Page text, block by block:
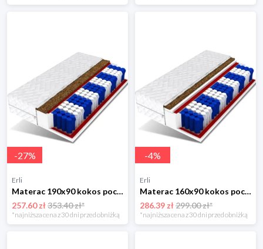
-27%
Erli
Materac 190x90 kokos pocket 7 stref 14 cm MILO
257.60 zł353.40 zł*
*najniższa cena z 30 dni przed obniżką
-4%
Erli
Materac 160x90 kokos pocket 7 stref 15cm MARS
286.39 zł299.00 zł*
*najniższa cena z 30 dni przed obniżką